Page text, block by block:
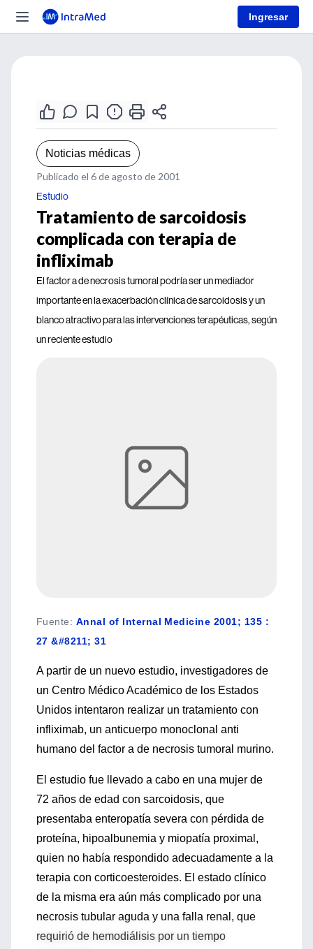
Ingresar
Noticias médicas
Publicado el 6 de agosto de 2001
Estudio
Tratamiento de sarcoidosis
complicada con terapia de
infliximab
El factor a de necrosis tumoral podría ser un mediador
importante en la exacerbación clínica de sarcoidosis y un
blanco atractivo para las intervenciones terapéuticas, según
un reciente estudio
Fuente: Annal of Internal Medicine 2001; 135 :
27 &#8211; 31
A partir de un nuevo estudio, investigadores de
un Centro Médico Académico de los Estados
Unidos intentaron realizar un tratamiento con
infliximab, un anticuerpo monoclonal anti
humano del factor a de necrosis tumoral murino.
El estudio fue llevado a cabo en una mujer de
72 años de edad con sarcoidosis, que
presentaba enteropatía severa con pérdida de
proteína, hipoalbunemia y miopatía proximal,
quien no había respondido adecuadamente a la
terapia con corticoesteroides. El estado clínico
de la misma era aún más complicado por una
necrosis tubular aguda y una falla renal, que
requirió de hemodiálisis por un tiempo